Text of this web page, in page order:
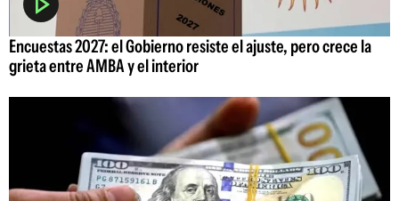
Encuestas 2027: el Gobierno resiste el ajuste, pero crece la
grieta entre AMBA y el interior